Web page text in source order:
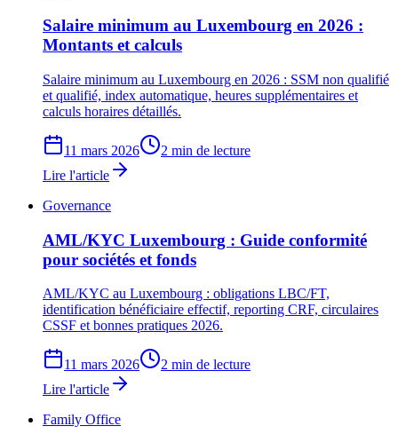
Salaire minimum au Luxembourg en 2026 :
Montants et calculs
Salaire minimum au Luxembourg en 2026 : SSM non qualifié
et qualifié, index automatique, heures supplémentaires et
calculs horaires détaillés.
11 mars 2026
2 min de lecture
Lire l'article
Governance
AML/KYC Luxembourg : Guide conformité
pour sociétés et fonds
AML/KYC au Luxembourg : obligations LBC/FT,
identification bénéficiaire effectif, reporting CRF, circulaires
CSSF et bonnes pratiques 2026.
11 mars 2026
2 min de lecture
Lire l'article
Family Office